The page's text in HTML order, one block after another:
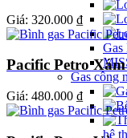
Gas công
hệ
Giá: 320.000 ₫
Pacific Petro
Giá: 480.000 ₫